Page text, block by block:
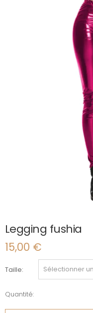
Legging fushia
15,00 €
Taille
Quantité:
quantité